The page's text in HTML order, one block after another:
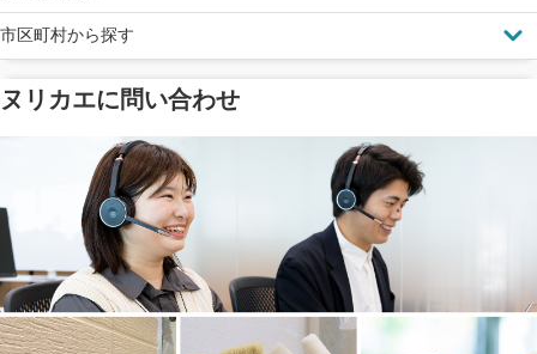
塗料の​品質を​保証
メーカー保証
工事保険
省エネ効果
断熱・遮熱塗料対応
雨漏り修繕
市区町村から探す
ヌリカエに問い合わせ